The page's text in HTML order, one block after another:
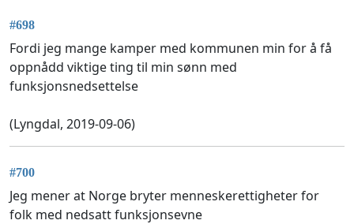
#698
Fordi jeg mange kamper med kommunen min for å få
oppnådd viktige ting til min sønn med
funksjonsnedsettelse
(Lyngdal, 2019-09-06)
#700
Jeg mener at Norge bryter menneskerettigheter for
folk med nedsatt funksjonsevne